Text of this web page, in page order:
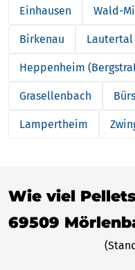
Einhausen Wald-
Birkenau Lautertal
Heppenheim
Grasellenbach
Lampertheim
Wie viel
69509